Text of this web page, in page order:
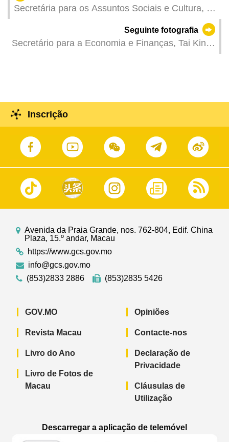
Secretária para os Assuntos Sociais e Cultura, O
Legislativa para a discussão e votação na
especialidade da proposta de lei intitulada
Estatuto das escolas particulares do ensino não
superior”.
Seguinte fotografia
Secretário para a Economia e Finanças, Tai Kin
Inscrição
Avenida da Praia Grande, nos. 762-804, Edif. China
Plaza, 15.º andar, Macau
https://www.gcs.gov.mo
info@gcs.gov.mo
(853)2833 2886
(853)2835 5426
GOV.MO
Revista Macau
Livro do Ano
Livro de Fotos de
Macau
Opiniões
Contacte-nos
Declaração de
Privacidade
Cláusulas de
Utilização
Descarregar a aplicação de telemóvel